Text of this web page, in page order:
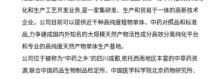
化和生产工艺开发业务,是一家集研发、生产和贸易于一体的高新技术
企业。公司目前可以提供近千种高纯度植物单体、中药对照品和标准
品,力争建成国内外知名的大规模天然产物活性成分高效分离纯化平台
和专业的高纯度天然产物单体生产基地。
公司位于被称为“中药之乡”的四川成都,依托西南地区丰富的中草药资
源,联合中国药品生物制品检定所、中国医学科学院北京药物研究所、